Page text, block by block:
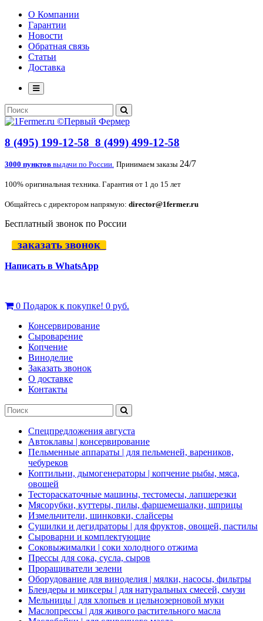
О Компании
Гарантии
Новости
Обратная связь
Статьи
Доставка
8 (495) 199-12-58 8 (499) 499-12-58
3000 пунктов выдачи по России. Принимаем заказы 24/7
100% оригинальная техника. Гарантия от 1 до 15 лет
Общайтесь с директором напрямую: director@1fermer.ru
Бесплатный звонок по России
заказать звонок
Написать в WhatsApp
0 Подарок к покупке! 0 руб.
Консервирование
Сыроварение
Копчение
Виноделие
Заказать звонок
О доставке
Контакты
Спецпредложения августа
Автоклавы | консервирование
Пельменные аппараты | для пельменей, вареников,
чебуреков
Коптильни, дымогенераторы | копчение рыбы, мяса,
овощей
Тестораскаточные машины, тестомесы, лапшерезки
Мясорубки, куттеры, пилы, фаршемешалки, шприцы
Измельчители, шинковки, слайсеры
Сушилки и дегидраторы | для фруктов, овощей, пастилы
Сыроварни и комплектующие
Соковыжималки | соки холодного отжима
Прессы для сока, сусла, сыров
Проращиватели зелени
Оборудование для виноделия | мялки, насосы, фильтры
Блендеры и миксеры | для натуральных смесей, смузи
Мельницы | для хлопьев и цельнозерновой муки
Маслопрессы | для живого растительного масла